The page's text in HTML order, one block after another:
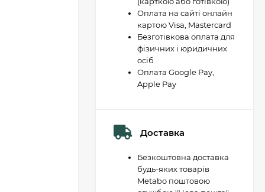
Оплата на сайті онлайн
картою Visa, Mastercard
Безготівкова оплата для
фізичних і юридичних
осіб
Оплата Google Pay,
Apple Pay
Доставка
Безкоштовна доставка
будь-яких товарів
Metabo поштовою